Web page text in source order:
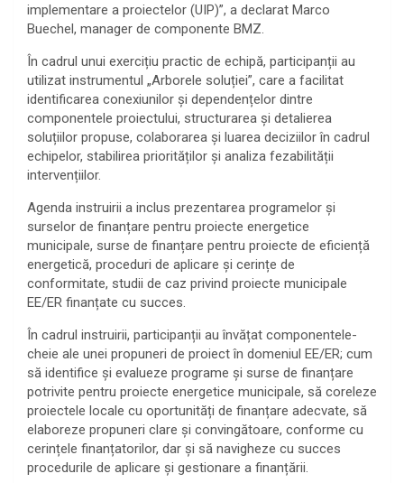
implementare a proiectelor (UIP)”, a declarat Marco
Buechel, manager de componente BMZ.
În cadrul unui exercițiu practic de echipă, participanții au
utilizat instrumentul „Arborele soluției”, care a facilitat
identificarea conexiunilor și dependențelor dintre
componentele proiectului, structurarea și detalierea
soluțiilor propuse, colaborarea și luarea deciziilor în cadrul
echipelor, stabilirea priorităților și analiza fezabilității
intervențiilor.
Agenda instruirii a inclus prezentarea programelor și
surselor de finanțare pentru proiecte energetice
municipale, surse de finanțare pentru proiecte de eficiență
energetică, proceduri de aplicare și cerințe de
conformitate, studii de caz privind proiecte municipale
EE/ER finanțate cu succes.
În cadrul instruirii, participanții au învățat componentele-
cheie ale unei propuneri de proiect în domeniul EE/ER; cum
să identifice și evalueze programe și surse de finanțare
potrivite pentru proiecte energetice municipale, să coreleze
proiectele locale cu oportunități de finanțare adecvate, să
elaboreze propuneri clare și convingătoare, conforme cu
cerințele finanțatorilor, dar și să navigheze cu succes
procedurile de aplicare și gestionare a finanțării.